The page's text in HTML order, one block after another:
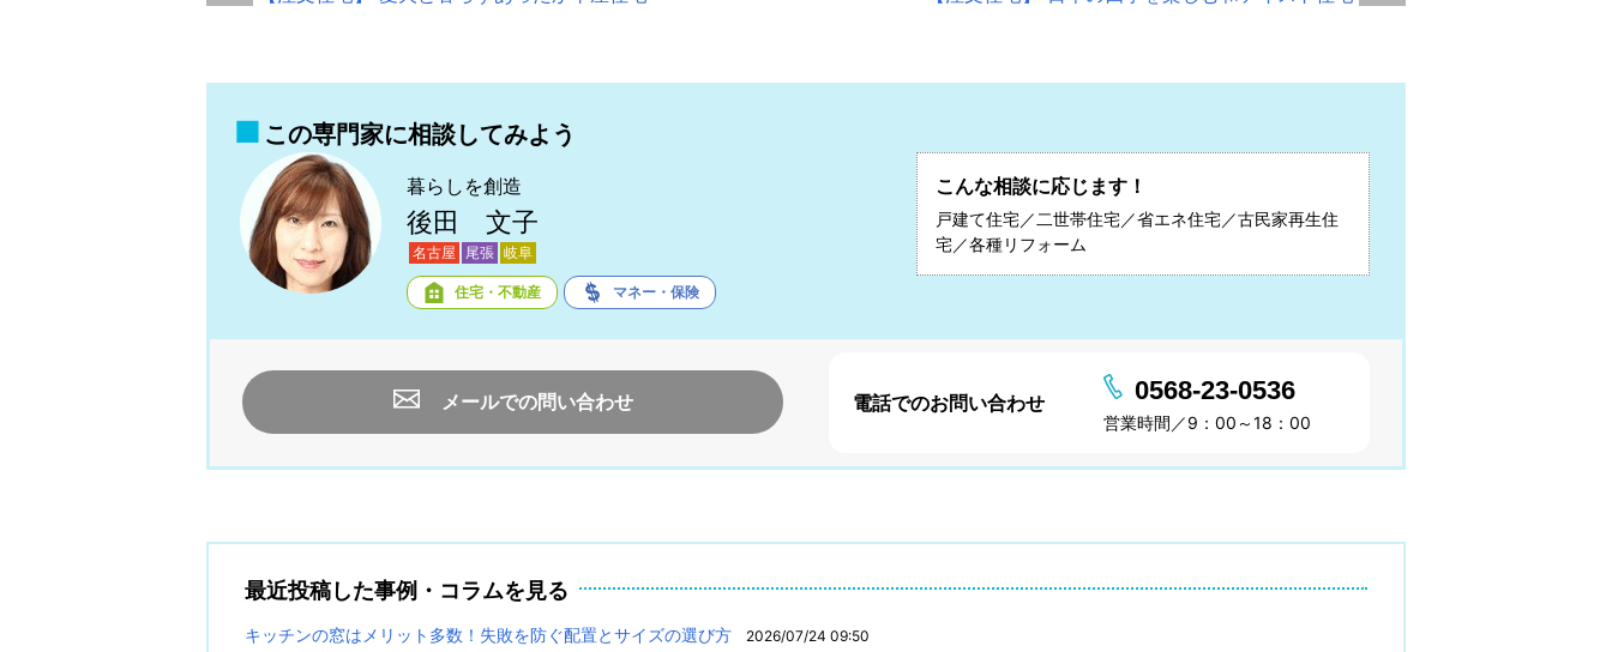
この専門家に相談してみよう
暮らしを創造
後田 文子
名古屋 尾張 岐阜
住宅・不動産 マネー・保険
こんな相談に応じます！
戸建て住宅／二世帯住宅／省エネ住宅／古民家再生住
宅／各種リフォーム
メールでの問い合わせ 電話でのお問い合わせ 0568-23-0536
営業時間／9：00～18：00
最近投稿した事例・コラムを見る
キッチンの窓はメリット多数！失敗を防ぐ配置とサイズの選び方 2026/07/24 09:50